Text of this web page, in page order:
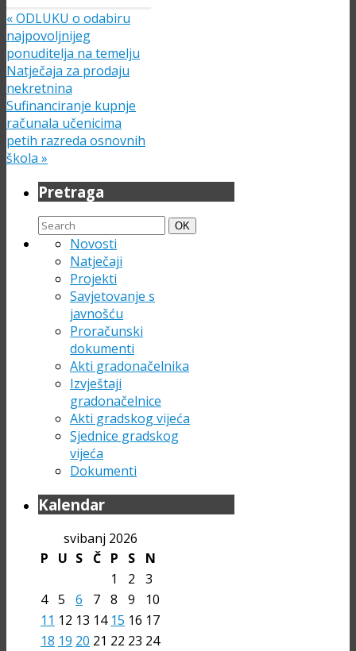
«ODLUKU o odabiru
najpovoljnijeg
ponuditelja na temelju
Natječaja za prodaju
nekretnina
Sufinanciranje kupnje
računala učenicima
petih razreda osnovnih
škola »
Pretraga
Search
for:
Search
OK
Novosti
Natječaji
Projekti
Savjetovanje s
javnošću
Proračunski
dokumenti
Akti gradonačelnika
Izvještaji
gradonačelnice
Akti gradskog vijeća
Sjednice gradskog
vijeća
Dokumenti
Kalendar
svibanj 2026
P
U S Č P S
N
1
2
3
4 5 6 7 8 9
10
11 12 13 14 15 16 17
18 19 20 21 22 23 24